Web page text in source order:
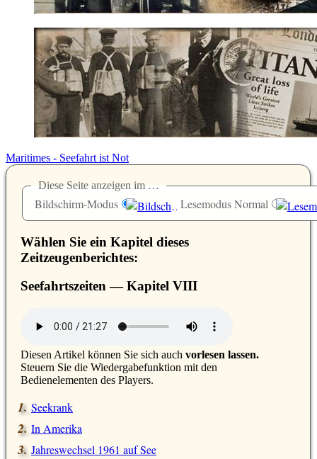
Maritimes - Seefahrt ist Not
Diese Seite anzeigen im …
Bildschirm-Modus Lesemodus Normal
Wählen Sie ein Kapitel dieses
Zeitzeugenberichtes:
Seefahrtszeiten — Kapitel VIII
Diesen Artikel können Sie sich auch vorlesen lassen.
Steuern Sie die Wiedergabefunktion mit den
Bedienelementen des Players.
Seekrank
In Amerika
Jahreswechsel 1961 auf See